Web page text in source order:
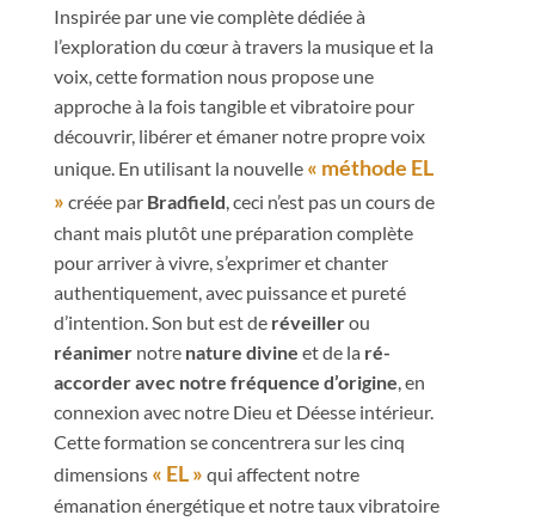
Inspirée par une vie complète dédiée à
l’exploration du cœur à travers la musique et la
voix, cette formation nous propose une
approche à la fois tangible et vibratoire pour
découvrir, libérer et émaner notre propre voix
unique. En utilisant la nouvelle « méthode EL
» créée par Bradfield , ceci n’est pas un cours de
chant mais plutôt une préparation complète
pour arriver à vivre, s’exprimer et chanter
authentiquement, avec puissance et pureté
d’intention. Son but est de réveillerou
réanimer notre nature divine et de la ré-
accorder avec notre fréquence d’origine , en
connexion avec notre Dieu et Déesse intérieur.
Cette formation se concentrera sur les cinq
dimensions « EL » qui affectent notre
émanation énergétique et notre taux vibratoire